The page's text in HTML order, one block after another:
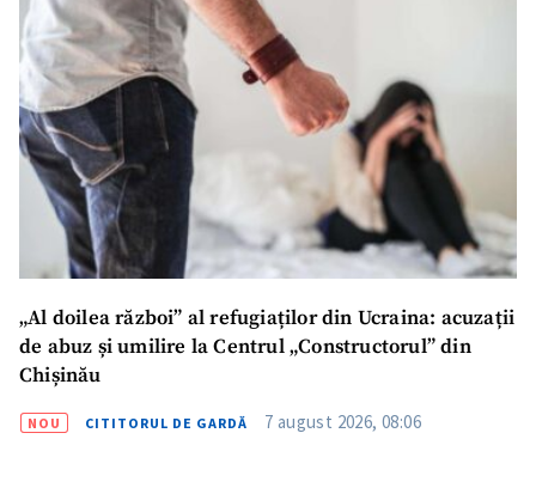
„Al doilea război” al refugiaților din Ucraina: acuzații
de abuz și umilire la Centrul „Constructorul” din
Chișinău
NOU CITITORUL DE GARDĂ 7 august 2026, 08:06
Sursă anonimă
Nume+ Numele meu
Email + Emailul meu
Telefon
+ Telefon personal
Am citit și sunt de
confidențialitate.